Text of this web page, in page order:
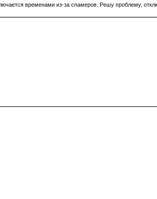
временами из-за спамеров. Решу проблему,